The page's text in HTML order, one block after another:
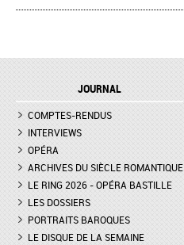
JOURNAL
COMPTES-RENDUS
INTERVIEWS
OPÉRA
ARCHIVES DU SIÈCLE ROMANTIQUE
LE RING 2026 - OPÉRA BASTILLE
LES DOSSIERS
PORTRAITS BAROQUES
LE DISQUE DE LA SEMAINE